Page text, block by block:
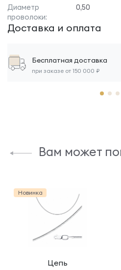
Диаметр
проволоки:
0,50
Доставка и оплата
Бесплатная доставка
при заказе от 150 000 ₽
Вам может
Новинка
Цепь